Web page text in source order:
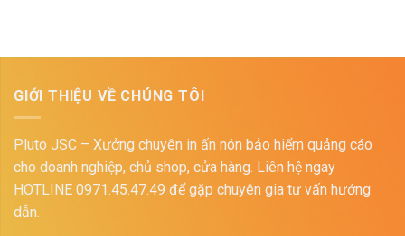
GIỚI THIỆU VỀ CHÚNG TÔI
Pluto JSC – Xưởng chuyên in ấn nón bảo hiểm quảng cáo
cho doanh nghiệp, chủ shop, cửa hàng. Liên hệ ngay
HOTLINE 0971.45.47.49 để gặp chuyên gia tư vấn hướng
dẫn.